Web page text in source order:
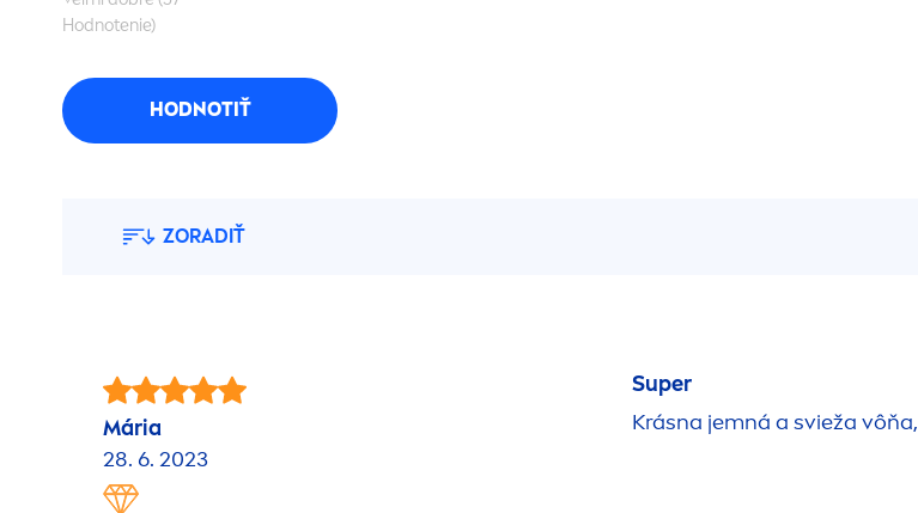
Hodnotenie)
HODNOTIŤ
ZORADIŤ
Mária
28. 6. 2023
Super
Krásna jemná a svieža vôňa,